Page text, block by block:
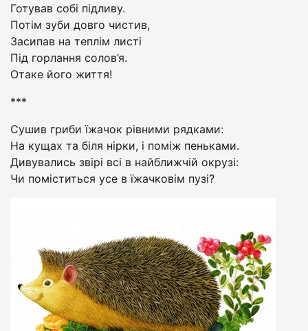
Готував собі підливу.
Потім зуби довго чистив,
Засипав на теплім листі
Під горлання солов’я.
Отаке його життя!
***
Сушив гриби їжачок рівними рядками:
На кущах та біля нірки, і поміж пеньками.
Дивувались звірі всі в найближчій окрузі:
Чи поміститься усе в їжачковім пузі?